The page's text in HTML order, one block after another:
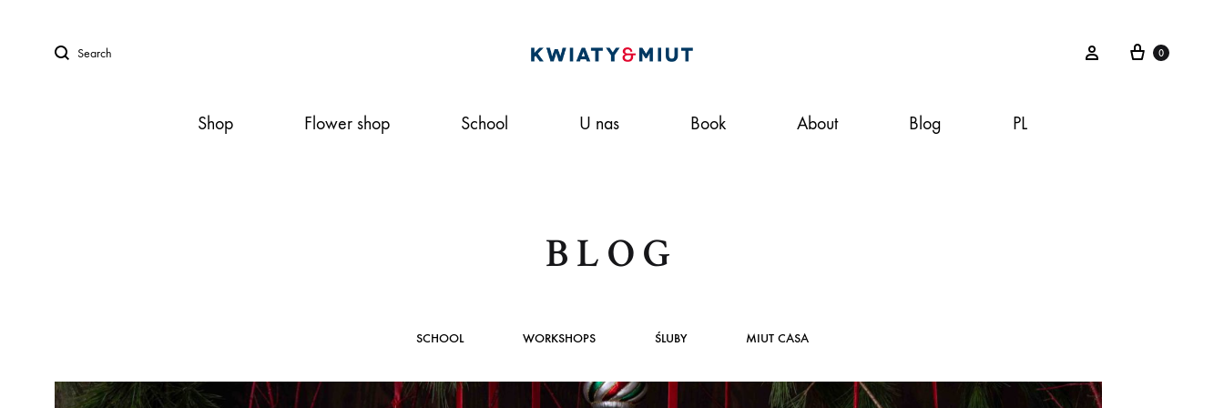
Search
Pracujemy
W
Sign in Cart
0
Shop Flower shop School U nas Book About Blog PL
BLOG
SCHOOL WORKSHOPS ŚLUBY MIUT CASA